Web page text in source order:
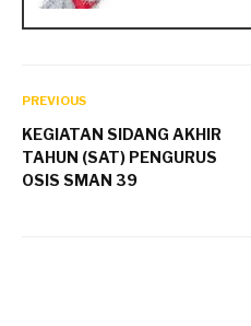
PREVIOUS
KEGIATAN SIDANG AKHIR
TAHUN (SAT) PENGURUS
OSIS SMAN 39